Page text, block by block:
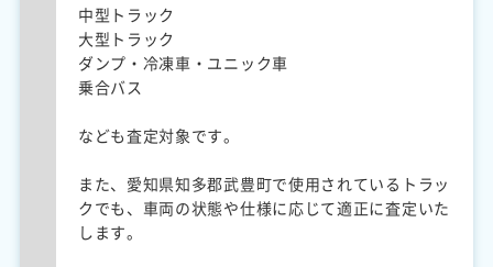
中型トラック
大型トラック
ダンプ・冷凍車・ユニック車
乗合バス
なども査定対象です。
また、愛知県知多郡武豊町で使用されているトラッ
クでも、車両の状態や仕様に応じて適正に査定いた
します。